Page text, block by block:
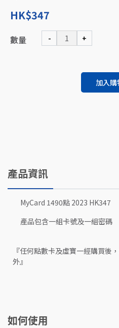
HK$347
數量 - +
加入
產品資訊
MyCard 1490點 2023 HK347
產品包含一組卡號及一組密碼
『任何點數卡及虛寶一經購買後
外』
如何使用